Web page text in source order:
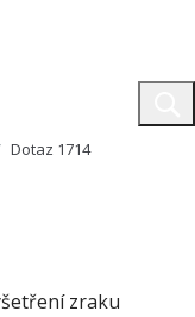
Dotaz 1714
zraku